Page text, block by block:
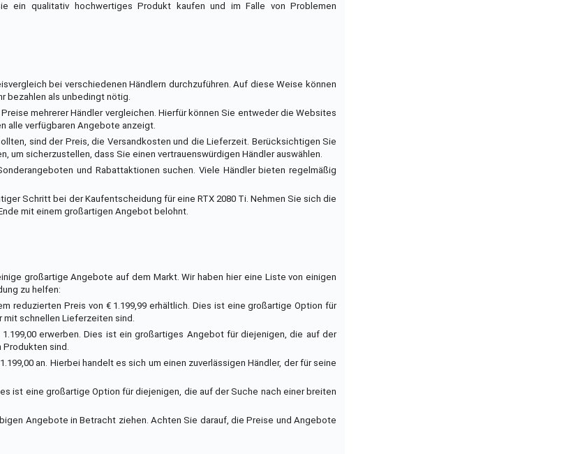
ein qualitativ hochwertiges Produkt kaufen und im Falle von Problemen
bei verschiedenen Händlern durchzuführen. Auf diese Weise können
bezahlen als unbedingt nötig.
mehrerer Händler vergleichen. Hierfür können Sie entweder die Websites
alle verfügbaren Angebote anzeigt.
sind der Preis, die Versandkosten und die Lieferzeit. Berücksichtigen Sie
um sicherzustellen, dass Sie einen vertrauenswürdigen Händler auswählen.
und Rabattaktionen suchen. Viele Händler bieten regelmäßig
Schritt bei der Kaufentscheidung für eine RTX 2080 Ti. Nehmen Sie sich die
mit einem großartigen Angebot belohnt.
großartige Angebote auf dem Markt. Wir haben hier eine Liste von einigen
zu helfen:
reduzierten Preis von € 1.199,99 erhältlich. Dies ist eine großartige Option für
mit schnellen Lieferzeiten sind.
erwerben. Dies ist ein großartiges Angebot für diejenigen, die auf der
Produkten sind.
an. Hierbei handelt es sich um einen zuverlässigen Händler, der für seine
ist eine großartige Option für diejenigen, die auf der Suche nach einer breiten
Angebote in Betracht ziehen. Achten Sie darauf, die Preise und Angebote